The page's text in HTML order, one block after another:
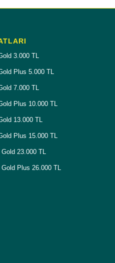
3.000 TL
Plus 5.000 TL
7.000 TL
Plus 10.000 TL
13.000 TL
Plus 15.000 TL
23.000 TL
Plus 26.000 TL